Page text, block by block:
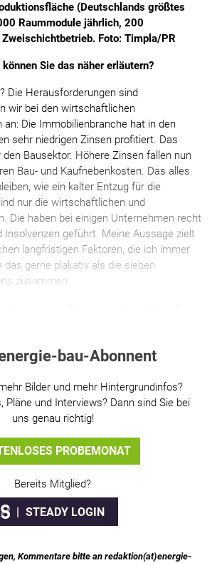
(Deutschlands größtes
Raummodule jährlich, 200
Foto: Timpla/PR
Sie das näher erläutern?
Die Herausforderungen sind
wir bei den wirtschaftlichen
an: Die Immobilienbranche hat in den
sehr niedrigen Zinsen profitiert. Das
Bausektor. Höhere Zinsen fallen nun
Bau- und Kaufnebenkosten. Das alles
wie ein kalter Entzug für die
nur die wirtschaftlichen und
Die haben bei einigen Unternehmen recht
Insolvenzen geführt. Meine Aussage zielt
langfristigen Faktoren, die ich immer
das gerne plakativ als die sieben
zusammen.
bau-Abonnent
Bilder und mehr Hintergrundinfos?
Pläne und Interviews? Dann sind Sie bei
uns genau richtig!
PROBEMONAT
Bereits Mitglied?
STEADY LOGIN
Kommentare bitte an redaktion(at)energie-